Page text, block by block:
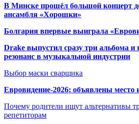
В Минске прошёл большой концерт
ансамбля «Хорошки»
Болгария впервые выиграла
Drake выпустил сразу три альбома
резонанс в музыкальной индустрии
Выбор маски сварщика
Евровидение-2026: объявлены место
Почему родители ищут альтернативы
репетиторам